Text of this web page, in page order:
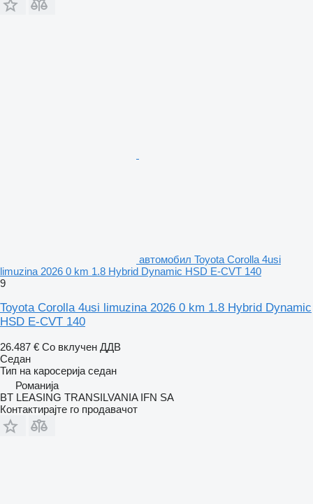
aвтомобил Toyota Corolla 4usi
limuzina 2026 0 km 1.8 Hybrid Dynamic HSD E-CVT 140
9
Toyota Corolla 4usi limuzina 2026 0 km 1.8 Hybrid Dynamic
HSD E-CVT 140
26.487 € Со вклучен ДДВ
Седан
Тип на каросерија седан
Романија
BT LEASING TRANSILVANIA IFN SA
Контактирајте го продавачот